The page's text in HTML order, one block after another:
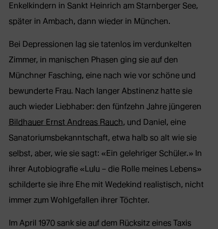
Enkelkindern in Sankt Heinrich am Starnberger See,
später in Ambach, dann wieder in München.
Bei Depressionen lag sie tatenlos im verdunkelten
Zimmer, in manischen Phasen ging sie auf den
Münchner Fasching, eine nach wie vor schöne und
bewunderte Frau. Nach langer Abstinenz hatte sie
auch wieder Liebhaber: den fünfzehn Jahre jüngeren
Bildhauer Ernst Andreas Rauch, und Daniel, eine
Sanatoriumsbekanntschaft, etwa halb so alt wie sie
selbst, aber, wie sie sagt: «Ein gelehriger Schüler.» In
ihrer Autobiografie «Lulu – die Rolle meines Lebens»
schilderte sie ihre Ehe mit Wedekind realistisch, nicht
immer zum Wohlgefallen ihrer Töchter.
Im April 1970 sank sie auf dem Rücksitz eines Taxis